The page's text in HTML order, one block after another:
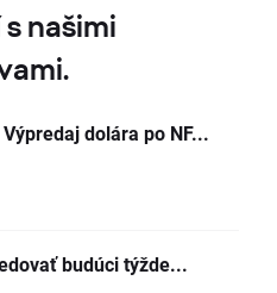
našimi
dolára po NF...
budúci týžde...